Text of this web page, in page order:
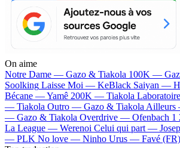
On aime
Notre Dame — Gazo & Tiakola 100K —
Soolking Laisse Moi — KeBlack Saiyan —
Bécane —Yamê 200K — Tiakola
— Tiakola Outro — Gazo & Tiakola
— Gazo & Tiakola Overdrive — Ofenbach 1
La League — Werenoi Celui qui part —
— PLK No love — Ninho Urus — Favé (FR)